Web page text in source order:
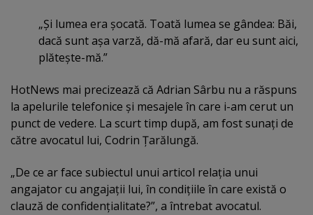
„Şi lumea era şocată. Toată lumea se gândea: Băi,
dacă sunt aşa varză, dă-mă afară, dar eu sunt aici,
plăteşte-mă.”
HotNews mai precizează că Adrian Sârbu nu a răspuns
la apelurile telefonice şi mesajele în care i-am cerut un
punct de vedere. La scurt timp după, am fost sunaţi de
către avocatul lui, Codrin Ţarălungă.
„De ce ar face subiectul unui articol relaţia unui
angajator cu angajaţii lui, în condiţiile în care există o
clauză de confidenţialitate?”, a întrebat avocatul.